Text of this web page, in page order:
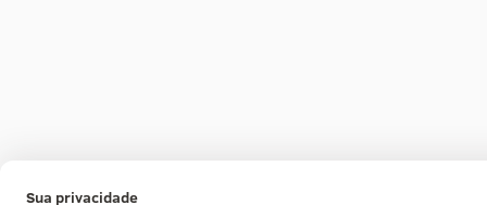
Sua privacidade